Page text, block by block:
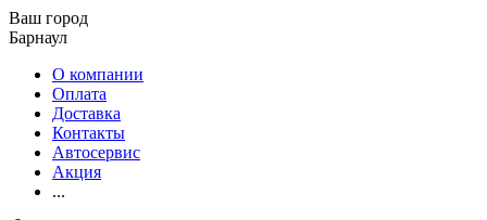
Ваш город
Барнаул
О компании
Оплата
Доставка
Контакты
Автосервис
Акция
...